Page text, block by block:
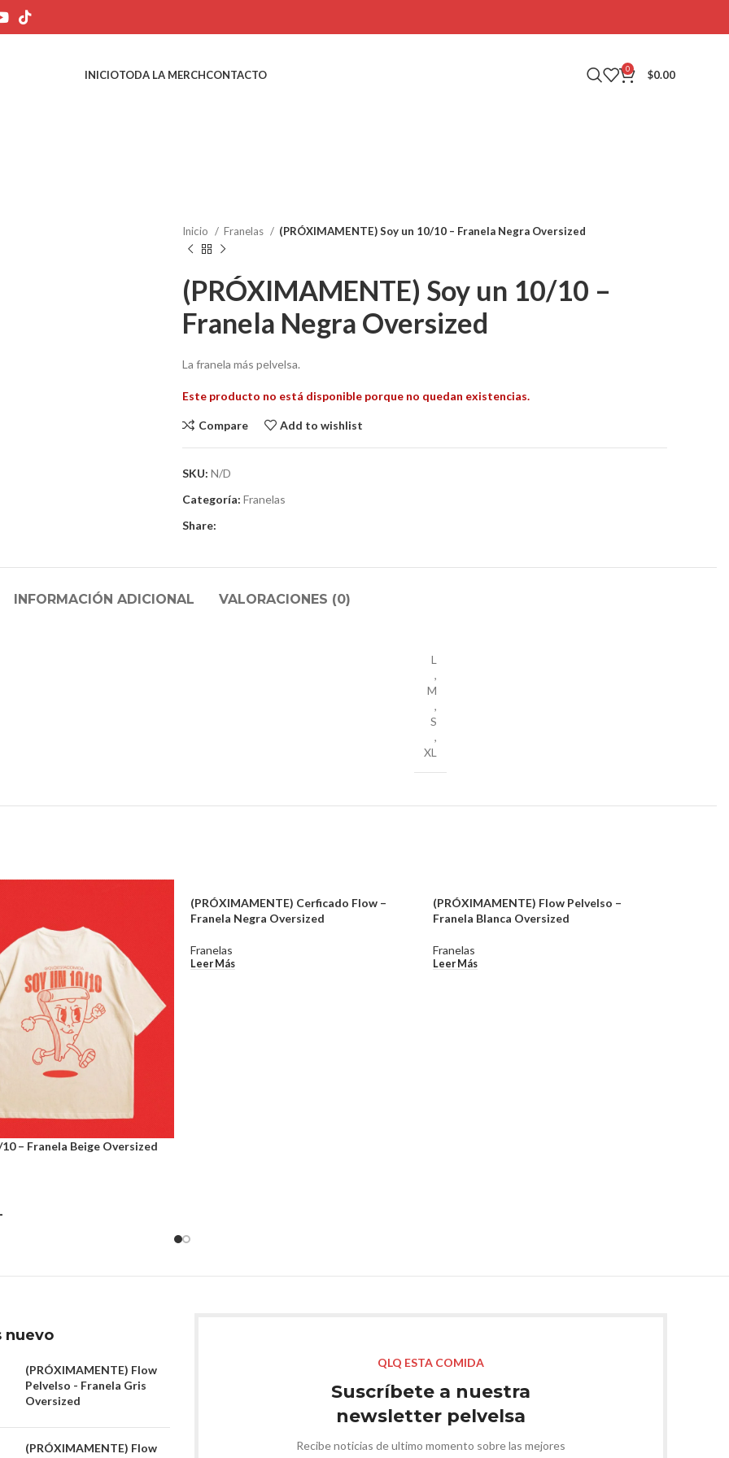
INICIOTODA LA MERCHCONTACTO 0 $0.00
Inicio Franelas (PRÓXIMAMENTE) Soy un 10/10 – Franela Negra Oversized
(PRÓXIMAMENTE) Soy un 10/10 –
Franela Negra Oversized
La franela más pelvelsa.
Este producto no está disponible porque no quedan existencias.
Compare Add to wishlist
SKU: N/D
Categoría: Franelas
Share:
INFORMACIÓN ADICIONAL VALORACIONES (0)
L
,
M
,
S
,
XL
10 – Franela Beige Oversized
(PRÓXIMAMENTE) Cerficado Flow –
Franela Negra Oversized
Franelas
Leer Más
(PRÓXIMAMENTE) Flow Pelvelso –
Franela Blanca Oversized
Franelas
Leer Más
nuevo
(PRÓXIMAMENTE) Flow
Pelvelso - Franela Gris
Oversized
(PRÓXIMAMENTE) Flow
QLQ ESTA COMIDA
Suscríbete a nuestra
newsletter pelvelsa
Recibe noticias de ultimo momento sobre las mejores